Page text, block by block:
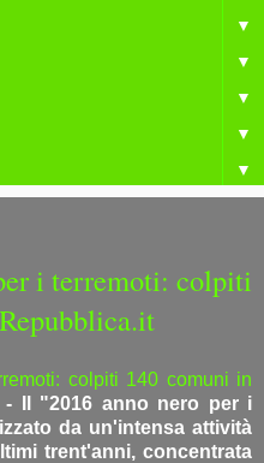
▼
▼
▼
▼
▼
i terremoti: colpiti
colpiti 140 comuni in
- Il "2016 anno nero per i
da un'intensa attività
trent'anni, concentrata